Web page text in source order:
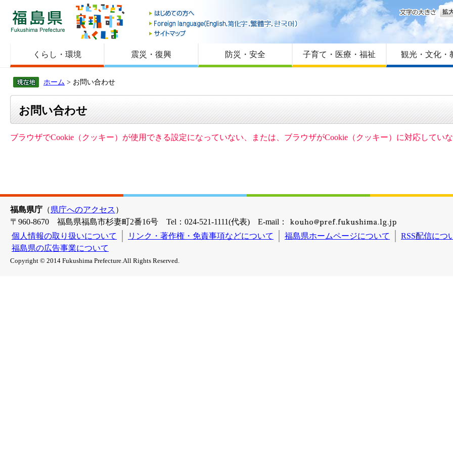
福島県
はじめての方へ
Foreign language
サイトマップ
文字
くらし・環境 震災・復興 防災・安全 子育て・医療・福祉 観光・文化・
ホーム > お問い合わせ
お問い合わせ
ブラウザでCookie（クッキー）が使用できる設定になっていない、または、ブラウザがCookie（クッキー）に対応してい
福島県庁 （県庁へのアクセス ）
〒960-8670 福島県福島市杉妻町2番16号 Tel：024-521-1111(代表) E-mail：
個人情報の取り扱いについて
リンク・著作権・免責事項などについて 福島県ホームページについて
RSS配信につ
福島県の広告事業について
Copyright © 2014 Fukushima Prefecture.All Rights Reserved.